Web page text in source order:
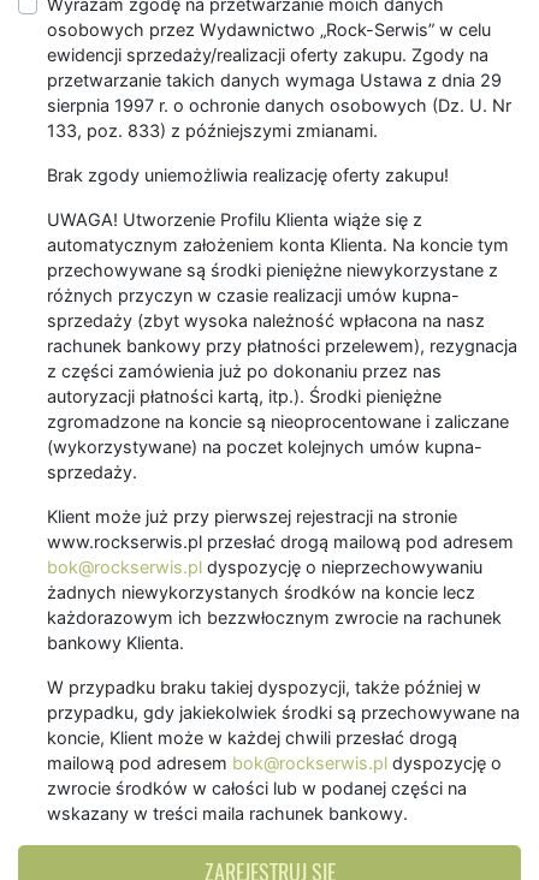
Wyrażam zgodę na przetwarzanie moich danych
osobowych przez Wydawnictwo „Rock-Serwis” w celu
ewidencji sprzedaży/realizacji oferty zakupu. Zgody na
przetwarzanie takich danych wymaga Ustawa z dnia 29
sierpnia 1997 r. o ochronie danych osobowych (Dz. U. Nr
133, poz. 833) z późniejszymi zmianami.
Brak zgody uniemożliwia realizację oferty zakupu!
UWAGA! Utworzenie Profilu Klienta wiąże się z
automatycznym założeniem konta Klienta. Na koncie tym
przechowywane są środki pieniężne niewykorzystane z
różnych przyczyn w czasie realizacji umów kupna-
sprzedaży (zbyt wysoka należność wpłacona na nasz
rachunek bankowy przy płatności przelewem), rezygnacja
z części zamówienia już po dokonaniu przez nas
autoryzacji płatności kartą, itp.). Środki pieniężne
zgromadzone na koncie są nieoprocentowane i zaliczane
(wykorzystywane) na poczet kolejnych umów kupna-
sprzedaży.
Klient może już przy pierwszej rejestracji na stronie
www.rockserwis.pl przesłać drogą mailową pod adresem
bok@rockserwis.pl dyspozycję o nieprzechowywaniu
żadnych niewykorzystanych środków na koncie lecz
każdorazowym ich bezzwłocznym zwrocie na rachunek
bankowy Klienta.
W przypadku braku takiej dyspozycji, także później w
przypadku, gdy jakiekolwiek środki są przechowywane na
koncie, Klient może w każdej chwili przesłać drogą
mailową pod adresem bok@rockserwis.pl dyspozycję o
zwrocie środków w całości lub w podanej części na
wskazany w treści maila rachunek bankowy.
ZAREJESTRUJ SIĘ